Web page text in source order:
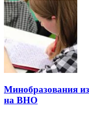
Минобразования
на ВНО